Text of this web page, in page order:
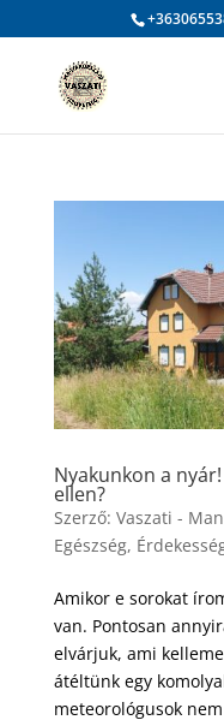
Nyakunkon a
ellen?
Szerző: Vaszati -
Egészség,
Amikor e sorokat
van. Pontosan
elvárjuk, ami
átéltünk egy
meteorológusok